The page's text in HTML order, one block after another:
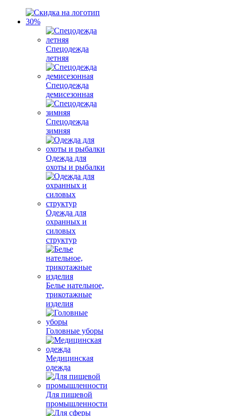
Спецодежда
летняя
Спецодежда
демисезонная
Спецодежда
зимняя
Одежда для
охоты и рыбалки
Одежда для
охранных и
силовых
структур
Белье нательное,
трикотажные
изделия
Головные уборы
Медицинская
одежда
Для пищевой
промышленности